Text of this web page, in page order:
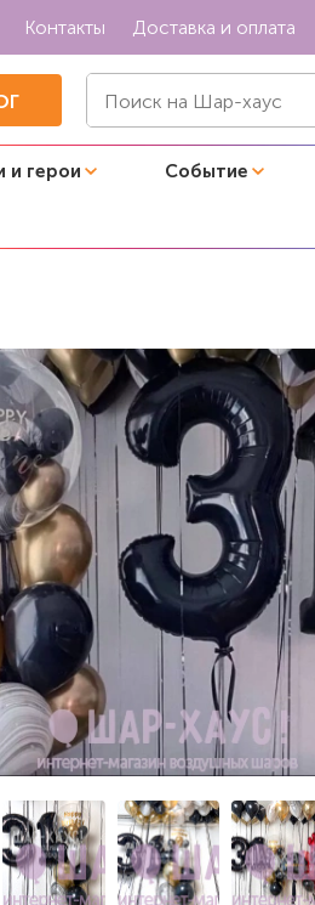
Контакты Доставка и оплата
и герои Событие